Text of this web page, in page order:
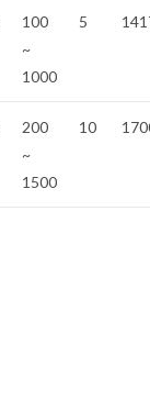
100
~
1000
5
200
~
1500
10